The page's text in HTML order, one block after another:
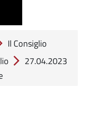
Il Consiglio
27.04.2023